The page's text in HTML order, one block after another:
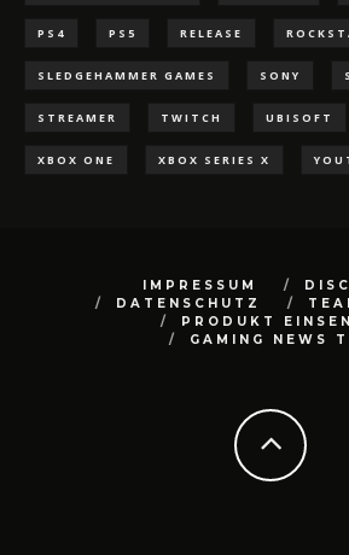
PS4 PS5 RELEASE
SLEDGEHAMMER GAMES SONY
STREAMER TWITCH UBISOFT
XBOX ONE XBOX SERIES X
IMPRESSUM
DATENSCHUTZ
PRODUKT
GAMING NEWS